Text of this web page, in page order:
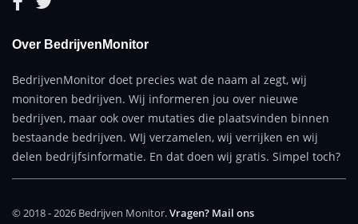
Over BedrijvenMonitor
BedrijvenMonitor doet precies wat de naam al zegt, wij
monitoren bedrijven. Wij informeren jou over nieuwe
bedrijven, maar ook over mutaties die plaatsvinden binnen
bestaande bedrijven. WIj verzamelen, wij verrijken en wij
delen bedrijfsinformatie. En dat doen wij gratis. Simpel toch?
© 2018 - 2026 Bedrijven Monitor.Vragen? Mail ons